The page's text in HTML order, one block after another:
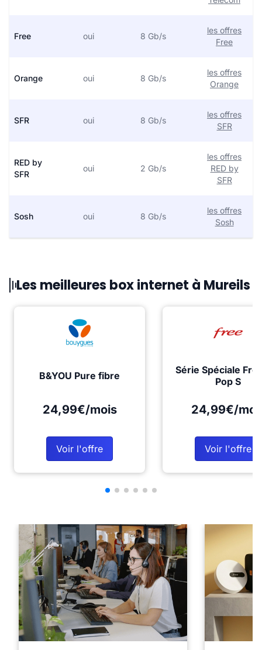
Free oui 8 Gb/s
les offres
Free
Orange oui 8 Gb/s
les offres
Orange
SFR oui 8 Gb/s
les offres
SFR
RED by
SFR
oui 2 Gb/s
les offres
RED by
SFR
Sosh oui 8 Gb/s
les offres
Sosh
Les meilleures box internet à Mureils
B&YOU Pure fibre
24,99€/mois
Voir l'offre
Série Spéciale
Pop S
24,99€/
Voir l'offre